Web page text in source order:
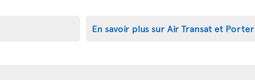
En savoir plus sur Air Transat et Porter